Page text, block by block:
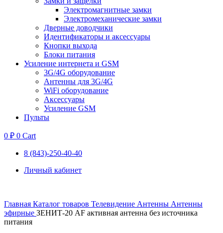
Электромагнитные замки
Электромеханические замки
Дверные доводчики
Идентификаторы и аксессуары
Кнопки выхода
Блоки питания
Усиление интернета и GSM
3G/4G оборудование
Антенны для 3G/4G
WiFi оборудование
Аксессуары
Усиление GSM
Пульты
0 ₽ 0 Cart
8 (843)-250-40-40
Личный кабинет
Главная Каталог товаров Телевидение Антенны Антенны
эфирные ЗЕНИТ-20 AF активная антенна без источника
питания